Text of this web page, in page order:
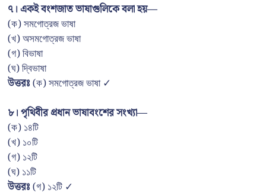
৭। একই বংশজাত ভাষাগুলিকে বলা হয়—
(ক) সমগোত্রজ ভাষা
(খ) অসমগোত্রজ ভাষা
(গ) বিভাষা
(ঘ) দ্বিভাষা
উত্তরঃ(ক) সমগোত্রজ ভাষা ✓
৮। পৃথিবীর প্রধান ভাষাবংশের সংখ্যা—
(ক) ১৪টি
(খ) ১০টি
(গ) ১২টি
(ঘ) ১১টি
উত্তরঃ(গ) ১২টি ✓